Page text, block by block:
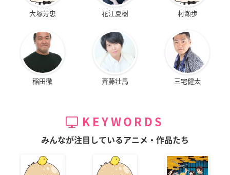
大塚芳忠 花江夏樹 村瀬歩
稲田徹 斉藤壮馬 三宅健太
KEYWORDS
みんなが注目しているアニメ・作品たち